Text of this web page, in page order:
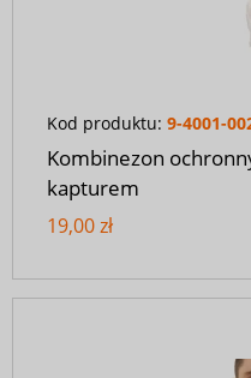
Kod produktu: 9-4001-
Kombinezon
kapturem
19,00 zł